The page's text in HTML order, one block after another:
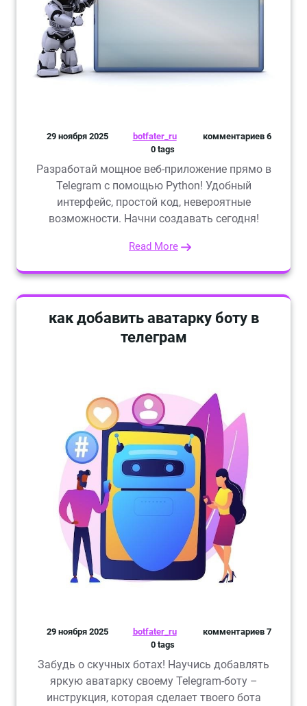
29 ноября 2025 botfater_ru
комментариев 6
0 tags
Разработай мощное веб-приложение прямо в
Telegram с помощью Python! Удобный
интерфейс, простой код, невероятные
возможности. Начни создавать сегодня!
Read More
как добавить аватарку боту в
телеграм
29 ноября 2025 botfater_ru
комментариев 7
0 tags
Забудь о скучных ботах! Научись добавлять
яркую аватарку своему Telegram-боту –
инструкция, которая сделает твоего бота